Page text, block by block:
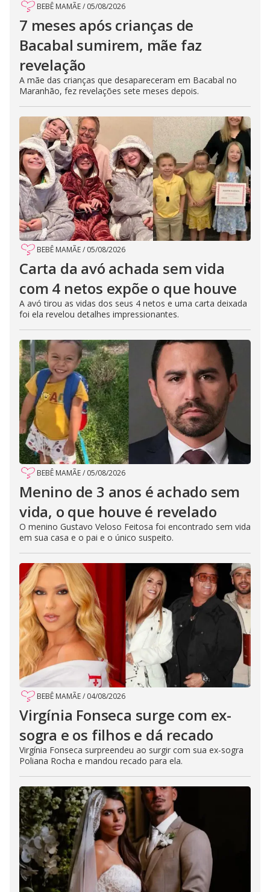
BEBÊ MAMÃE/ 05/08/2026
7 meses após crianças de
Bacabal sumirem, mãe faz
revelação
A mãe das crianças que desapareceram em Bacabal no
Maranhão, fez revelações sete meses depois.
BEBÊ MAMÃE/ 05/08/2026
Carta da avó achada sem vida
com 4 netos expõe o que houve
A avó tirou as vidas dos seus 4 netos e uma carta deixada
foi ela revelou detalhes impressionantes.
BEBÊ MAMÃE/ 05/08/2026
Menino de 3 anos é achado sem
vida, o que houve é revelado
O menino Gustavo Veloso Feitosa foi encontrado sem vida
em sua casa e o pai e o único suspeito.
BEBÊ MAMÃE/ 04/08/2026
Virgínia Fonseca surge com ex-
sogra e os filhos e dá recado
Virgínia Fonseca surpreendeu ao surgir com sua ex-sogra
Poliana Rocha e mandou recado para ela.